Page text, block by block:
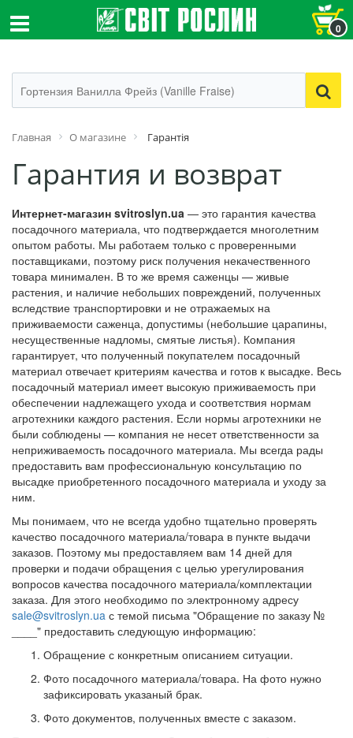
0
Главная О магазине Гарантія
Гарантия и возврат
Интернет-магазин svitroslyn.ua — это гарантия качества
посадочного материала, что подтверждается многолетним
опытом работы. Мы работаем только с проверенными
поставщиками, поэтому риск получения некачественного
товара минимален. В то же время саженцы — живые
растения, и наличие небольших повреждений, полученных
вследствие транспортировки и не отражаемых на
приживаемости саженца, допустимы (небольшие царапины,
несущественные надломы, смятые листья). Компания
гарантирует, что полученный покупателем посадочный
материал отвечает критериям качества и готов к высадке. Весь
посадочный материал имеет высокую приживаемость при
обеспечении надлежащего ухода и соответствия нормам
агротехники каждого растения. Если нормы агротехники не
были соблюдены — компания не несет ответственности за
неприживаемость посадочного материала. Мы всегда рады
предоставить вам профессиональную консультацию по
высадке приобретенного посадочного материала и уходу за
ним.
Мы понимаем, что не всегда удобно тщательно проверять
качество посадочного материала/товара в пункте выдачи
заказов. Поэтому мы предоставляем вам 14 дней для
проверки и подачи обращения с целью урегулирования
вопросов качества посадочного материала/комплектации
заказа. Для этого необходимо по электронному адресу
sale@svitroslyn.ua с темой письма "Обращение по заказу №
____" предоставить следующую информацию:
Обращение с конкретным описанием ситуации.
Фото посадочного материала/товара. На фото нужно
зафиксировать указаный брак.
Фото документов, полученных вместе с заказом.